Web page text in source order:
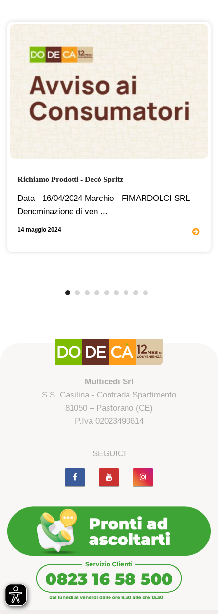
Richiamo Prodotti - Decò Spritz
Data - 16/04/2024 Marchio - FIMARDOLCI SRL
Denominazione di ven ...
14 maggio 2024
Multicedi Srl
S.S. Casilina - Contrada Spartimento
81050 – Pastorano (CE)
P.Iva 02023490614
SEGUICI